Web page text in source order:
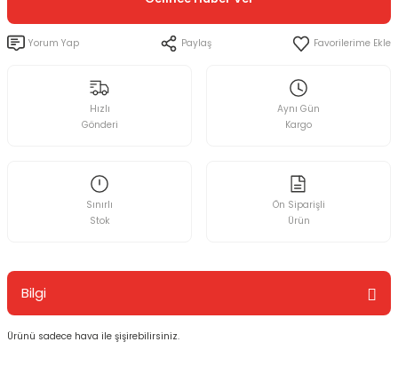
Yorum Yap Paylaş
Hızlı
Gönderi
Aynı Gün
Kargo
Sınırlı
Stok
Ön Siparişli
Ürün
Bilgi
Ürünü sadece hava ile şişirebilirsiniz.